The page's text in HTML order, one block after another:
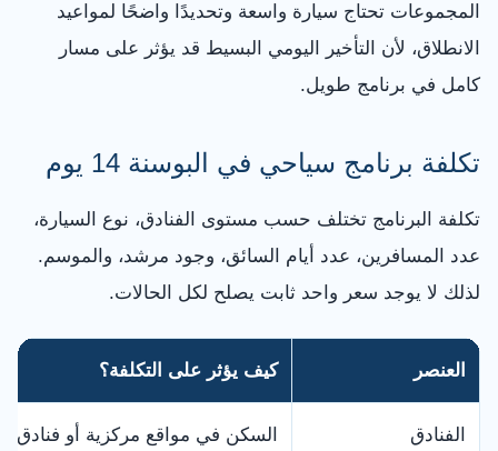
المجموعات تحتاج سيارة واسعة وتحديدًا واضحًا لمواعيد
الانطلاق، لأن التأخير اليومي البسيط قد يؤثر على مسار
كامل في برنامج طويل.
تكلفة برنامج سياحي في البوسنة 14 يوم
تكلفة البرنامج تختلف حسب مستوى الفنادق، نوع السيارة،
عدد المسافرين، عدد أيام السائق، وجود مرشد، والموسم.
لذلك لا يوجد سعر واحد ثابت يصلح لكل الحالات.
العنصر كيف يؤثر على التكلفة؟
الفنادق السكن في مواقع مركزية أو فنادق